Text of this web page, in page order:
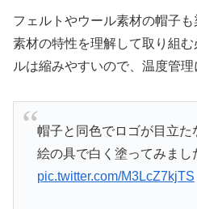
フェルトやウール素材の帽子も
素材の特性を理解して取り組
ルは縮みやすいので、温度管理
帽子と同色でロゴが目立
絵の具で白く塗ってみまし
pic.twitter.com/M3LcZ7kjTS